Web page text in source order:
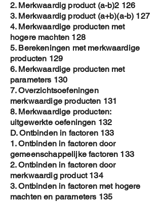
2. Merkwaardig product (a-b)2 126
3. Merkwaardig product (a+b)(a-b) 127
4. Merkwaardige producten met
hogere machten 128
5. Berekeningen met merkwaardige
producten 129
6. Merkwaardige producten met
parameters 130
7. Overzichtsoefeningen
merkwaardige producten 131
8. Merkwaardige producten:
uitgewerkte oefeningen 132
D. Ontbinden in factoren 133
1. Ontbinden in factoren door
gemeenschappelijke factoren 133
2. Ontbinden in factoren door
merkwaardig product 134
3. Ontbinden in factoren met hogere
machten en parameters 135